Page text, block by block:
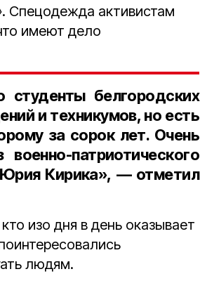
Спецодежда активистам
имеют дело
белгородских
и техникумов, но есть
за сорок лет. Очень
патриотического
Кирика», — отметил
изо дня в день оказывает
людям.